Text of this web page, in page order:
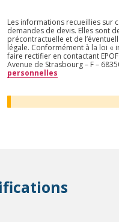
Les informations recueillies sur
demandes de devis. Elles sont
précontractuelle et de
légale. Conformément à la loi «
faire rectifier en contactant
Avenue de Strasbourg – F –
personnelles